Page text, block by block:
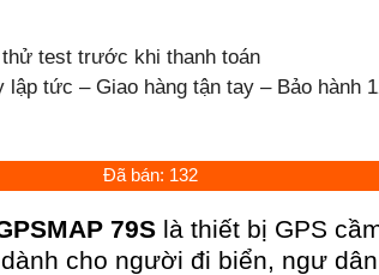
test trước khi thanh toán
lập tức – Giao hàng tận tay – Bảo hành
Đã bán: 132
79Slà thiết bị GPS
cho người đi biển, ngư